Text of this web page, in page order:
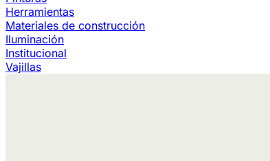
Herramientas
Materiales de construcción
Iluminación
Institucional
Vajillas